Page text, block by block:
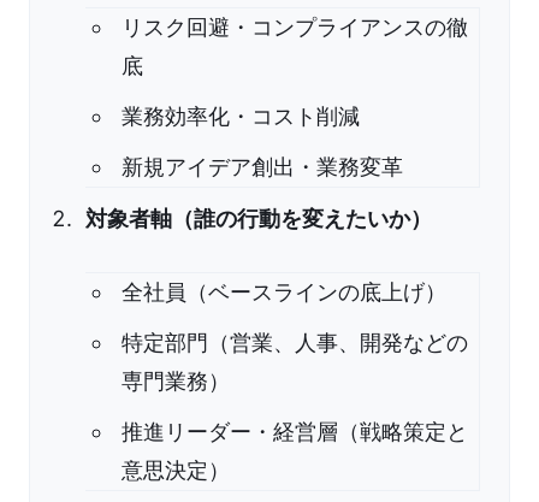
リスク回避・コンプライアンスの徹
底
業務効率化・コスト削減
新規アイデア創出・業務変革
対象者軸（誰の行動を変えたいか）
全社員（ベースラインの底上げ）
特定部門（営業、人事、開発などの
専門業務）
推進リーダー・経営層（戦略策定と
意思決定）